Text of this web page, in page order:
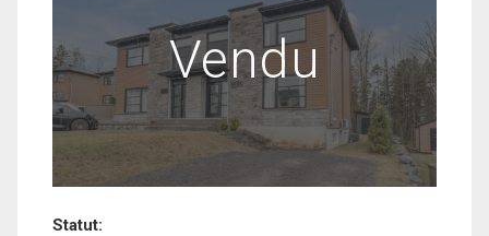
Vendu
Statut: